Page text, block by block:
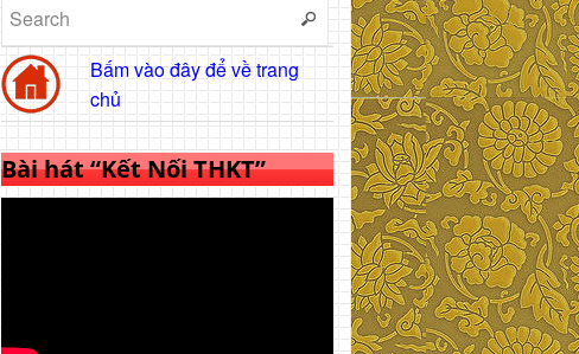
Bấm vào đây để về trang
chủ
Bài hát “Kết Nối THKT”